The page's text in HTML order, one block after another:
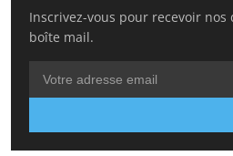
Inscrivez-vous pour recevoir
boîte mail.